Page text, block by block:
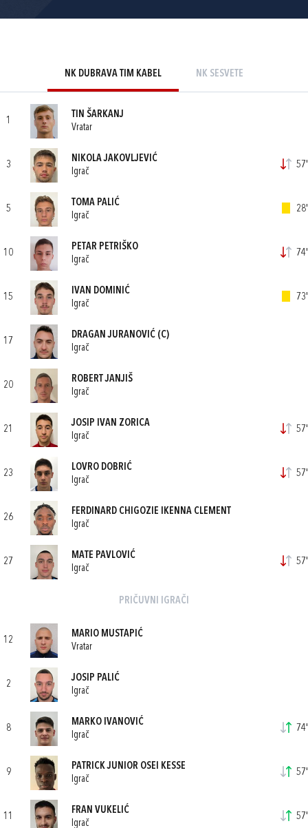
NK DUBRAVA TIM KABEL NK SESVETE
1
TIN ŠARKANJ
Vratar
3
NIKOLA JAKOVLJEVIĆ
Igrač
57'
5
TOMA PALIĆ
Igrač
28'
10
PETAR PETRIŠKO
Igrač
74'
15
IVAN DOMINIĆ
Igrač
73'
17
DRAGAN JURANOVIĆ (C)
Igrač
20
ROBERT JANJIŠ
Igrač
21
JOSIP IVAN ZORICA
Igrač
57'
23
LOVRO DOBRIĆ
Igrač
57'
26
FERDINARD CHIGOZIE IKENNA CLEMENT
Igrač
27
MATE PAVLOVIĆ
Igrač
57'
PRIČUVNI IGRAČI
12
MARIO MUSTAPIĆ
Vratar
2
JOSIP PALIĆ
Igrač
8
MARKO IVANOVIĆ
Igrač
74'
9
PATRICK JUNIOR OSEI KESSE
Igrač
57'
11
FRAN VUKELIĆ
Igrač
57'